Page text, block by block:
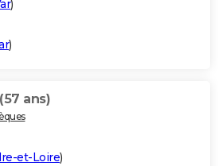
)
)
(57 ans)
et-Loire)